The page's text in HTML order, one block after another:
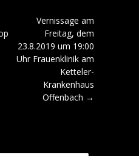
Vernissage am
Freitag, dem
23.8.2019 um 19:00
Uhr Frauenklinik am
Ketteler-
Krankenhaus
Offenbach →